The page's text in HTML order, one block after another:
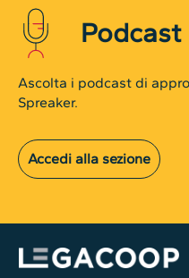
Podcast
Ascolta i podcast di
Spreaker.
Accedi alla sezione